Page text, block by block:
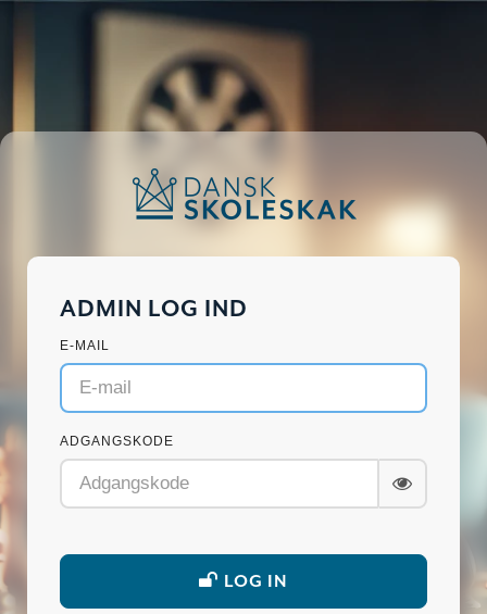
ADMIN LOG IND
E-MAIL
ADGANGSKODE
LOG IN